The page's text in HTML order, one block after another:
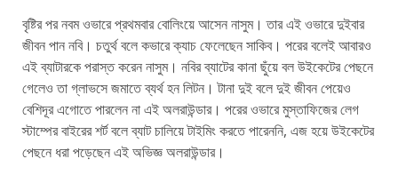
বৃষ্টির পর নবম ওভারে প্রথমবার বোলিংয়ে আসেন নাসুম। তার এই ওভারে দুইবার
জীবন পান নবি। চতুর্থ বলে কভারে ক্যাচ ফেলেছেন সাকিব। পরের বলেই আবারও
এই ব্যাটারকে পরাস্ত করেন নাসুম। নবির ব্যাটের কানা ছুঁয়ে বল উইকেটের পেছনে
গেলেও তা গ্লাভসে জমাতে ব্যর্থ হন লিটন। টানা দুই বলে দুই জীবন পেয়েও
বেশিদূর এগোতে পারলেন না এই অলরাউন্ডার। পরের ওভারে মুস্তাফিজের লেগ
স্টাম্পের বাইরের শর্ট বলে ব্যাট চালিয়ে টাইমিং করতে পারেননি, এজ হয়ে উইকেটের
পেছনে ধরা পড়েছেন এই অভিজ্ঞ অলরাউন্ডার।